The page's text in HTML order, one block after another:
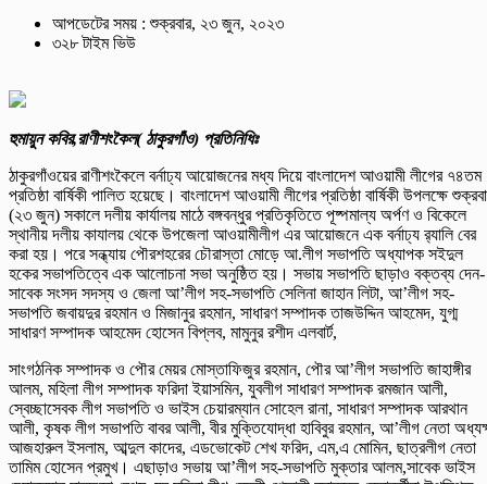
আপডেটের সময় : শুক্রবার, ২৩ জুন, ২০২৩
৩২৮ টাইম ভিউ
হুমায়ুন কবির,রাণীশংকৈল( ঠাকুরগাঁও) প্রতিনিধিঃ
ঠাকুরগাঁওয়ের রাণীশংকৈলে বর্নাঢ্য আয়োজনের মধ্য দিয়ে বাংলাদেশ আওয়ামী লীগের ৭৪তম
প্রতিষ্ঠা বার্ষিকী পালিত হয়েছে। বাংলাদেশ আওয়ামী লীগের প্রতিষ্ঠা বার্ষিকী উপলক্ষে
(২৩ জুন) সকালে দলীয় কার্যালয় মাঠে বঙ্গবন্ধুর প্রতিকৃতিতে পূষ্পমাল্য অর্পণ ও বিকেলে
স্থানীয় দলীয় কাযালয় থেকে উপজেলা আওয়ামীলীগ এর আয়োজনে এক বর্নাঢ্য র‌্যালি বের
করা হয়। পরে সন্ধ্যায় পৌরশহরের চৌরাস্তা মোড়ে আ.লীগ সভাপতি অধ্যাপক সইদুল
হকের সভাপতিত্বে এক আলোচনা সভা অনুষ্ঠিত হয়। সভায় সভাপতি ছাড়াও বক্তব্য দেন-
সাবেক সংসদ সদস্য ও জেলা আ’লীগ সহ-সভাপতি সেলিনা জাহান লিটা, আ’লীগ সহ-
সভাপতি জবায়দুর রহমান ও মিজানুর রহমান, সাধারণ সম্পাদক তাজউদ্দিন আহমেদ, যুগ্ম
সাধারণ সম্পাদক আহমেদ হোসেন বিপ্লব, মামুনুর রশীদ এলবার্ট,
সাংগঠনিক সম্পাদক ও পৌর মেয়র মোস্তাফিজুর রহমান, পৌর আ’লীগ সভাপতি জাহাঙ্গীর
আলম, মহিলা লীগ সম্পাদক ফরিদা ইয়াসমিন, যুবলীগ সাধারণ সম্পাদক রমজান আলী,
স্বেচ্ছাসেবক লীগ সভাপতি ও ভাইস চেয়ারম্যান সোহেল রানা, সাধারণ সম্পাদক আরথান
আলী, কৃষক লীগ সভাপতি বাবর আলী, বীর মুক্তিযোদ্ধা হাবিবুর রহমান, আ’লীগ নেতা
আজহারুল ইসলাম, আব্দুল কাদের, এডভোকেট শেখ ফরিদ, এম,এ মোমিন, ছাত্রলীগ নেতা
তামিম হোসেন প্রমুখ। এছাড়াও সভায় আ’লীগ সহ-সভাপতি মুক্তার আলম,সাবেক ভাইস